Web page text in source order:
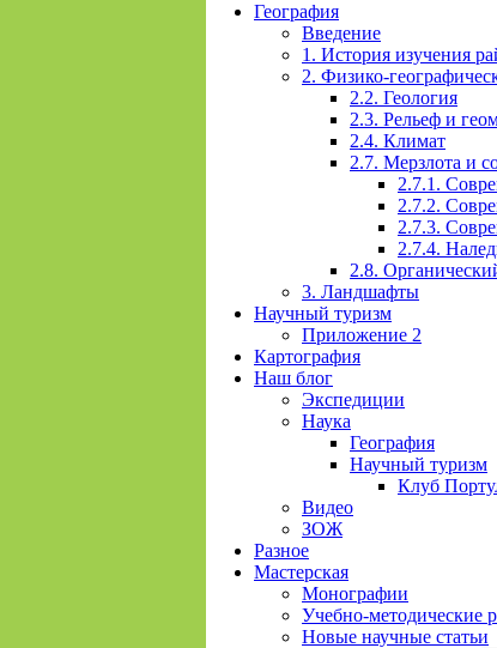
География
Введение
1. История изучения
2. Физико-
2.2. Геология
2.3. Рельеф и
2.4. Климат
2.7. Мерзлота и
2.7.1.
2.7.2.
2.7.3.
2.7.4.
2.8.
3. Ландшафты
Научный туризм
Приложение 2
Картография
Наш блог
Экспедиции
Наука
География
Научный туризм
Клуб
Видео
ЗОЖ
Разное
Мастерская
Монографии
Учебно-методические
Новые научные статьи